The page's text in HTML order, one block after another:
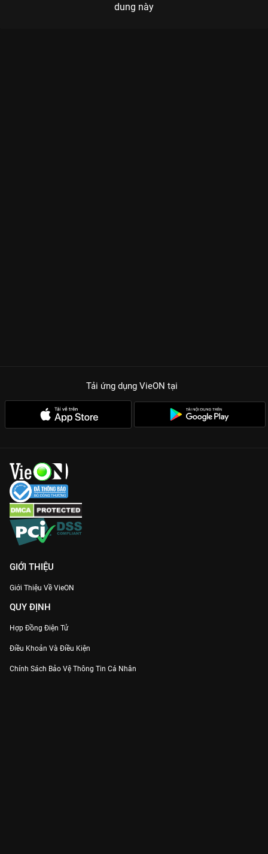
dung này
Tải ứng dụng VieON tại
GIỚI THIỆU
Giới Thiệu Về VieON
QUY ĐỊNH
Hợp Đồng Điện Tử
Điều Khoản Và Điều Kiện
Chính Sách Bảo Vệ Thông Tin Cá Nhân